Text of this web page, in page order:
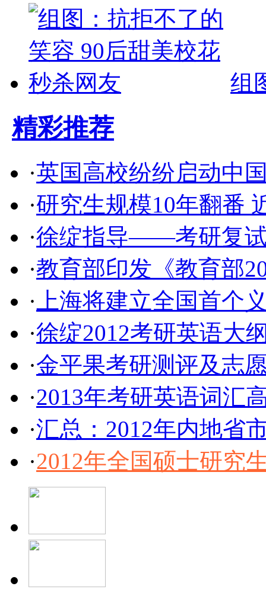
组
精彩推荐
·英国高校纷纷启动中
·研究生规模10年翻番
·徐绽指导——考研复
·教育部印发《教育部
· 上海将建立全国首个
·徐绽2012考研英语大
·金平果考研测评及志
·2013年考研英语词汇
·汇总：2012年内地省
·2012年全国硕士研究